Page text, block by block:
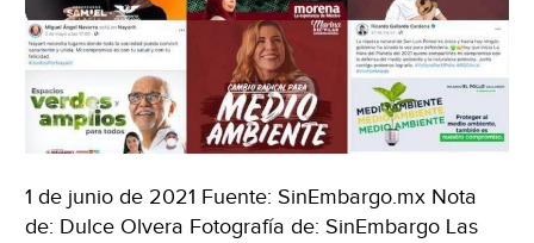
1 de junio de 2021 Fuente: SinEmbargo.mx Nota
de: Dulce Olvera Fotografía de: SinEmbargo Las